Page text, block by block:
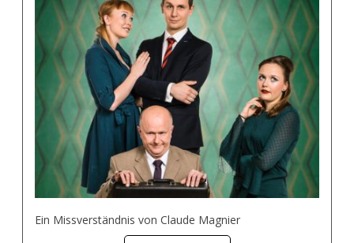
Ein Missverständnis von Claude Magnier